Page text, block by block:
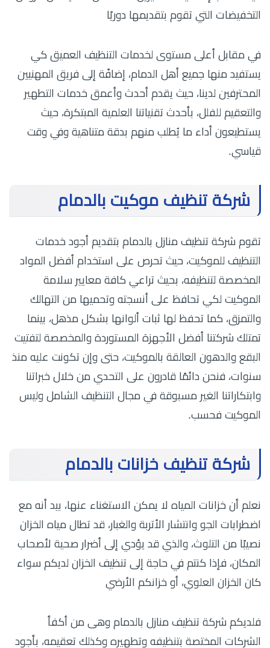
التخفيضات التي تقوم بتقديمها دوريًا
في مقابل أعلى مستوى لخدمات التنظيف العميق كي
يستفيد منها جميع أهل الدمام، إضافًة إلى فريق المهنيين
المحترفين لدينا، حيث يقدم أحدث وأعمق خدمات التطهير
والتعقيم للفلل، بأحدث تقنياتنا العلمية المبتكرة، حيث
يستطيعون أداء ما يُطلب منهم بدقة متناهية وفي وقت
قياسي.
شركة تنظيف موكيت بالدمام
تقوم شركة تنظيف منازل بالدمام بتقديم أجود خدمات
التنظيف للموكيت، حيث تحرص على استخدام أفضل المواد
المخصصة لتنظيفه، بحيث تراعي كافة معايير سلامة
الموكيت لكي تحافظ على أنسجته وتحميها من التهالك
والتمزق، كما تحفظ لها ثبات ألوانها بشكل مذهل، بينما
تمتلك شركتنا أفضل الأجهزة المستوردة والمخصصة لتفتيت
البقع والدهون العالقة بالموكيت، حتى وإن تكونت عليه منذ
سنوات، فنحن دائمًا قادرون على التحدي من خلال خبراتنا
وابتكاراتنا الغير مسبوقة في مجال التنظيف الشامل وليس
الموكيت فحسب.
شركة تنظيف خزانات بالدمام
نعلم أن خزانات المياه لا يمكن الاستغناء عنها، بيد أنه مع
اضطرابات الجو وانتشار الأتربة والغبار، قد تطال مياه الخزان
نصيبًا من التلوث، والذي قد يؤدي إلى أضرار صحية لأصحاب
المكان، فإذا كنتم في حاجة إلى تنظيف الخزان لديكم سواء
كان الخزان العلوي، أو خزانكم الأرضي
فلديكم شركة تنظيف منازل بالدمام وهى من أكفأ
الشركات المختصة بتنظيفه وتطهيره وكذلك تعقيمه، بأجود